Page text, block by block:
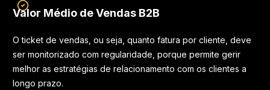
Valor Médio de Vendas B2B
O ticket de vendas, ou seja, quanto fatura por cliente, deve
ser monitorizado com regularidade, porque permite gerir
melhor as estratégias de relacionamento com os clientes a
longo prazo.